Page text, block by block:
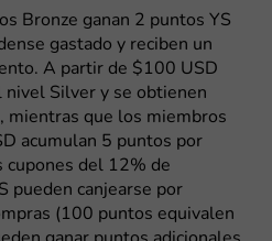
Bronze ganan 2 puntos YS
gastado y reciben un
A partir de $100 USD
nivel Silver y se obtienen
mientras que los miembros
acumulan 5 puntos por
cupones del 12% de
pueden canjearse por
(100 puntos equivalen